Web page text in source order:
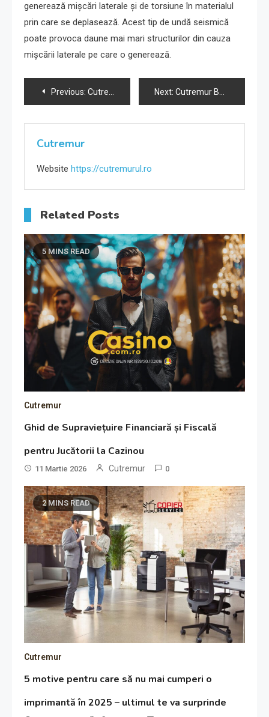
generează mișcări laterale și de torsiune în materialul
prin care se deplasează. Acest tip de undă seismică
poate provoca daune mai mari structurilor din cauza
mișcării laterale pe care o generează.
Navigare
în
articole
Previous: Cutremur Buzău 7-05-2024 ora 18:33 Next: Cutremur Buzău 7-05-2024 ora 18:33
Cutremur
Website https://cutremurul.ro
Related Posts
5 MINS READ
Cutremur
Ghid de Supraviețuire Financiară și Fiscală
pentru Jucătorii la Cazinou
11 Martie 2026 Cutremur 0
2 MINS READ
Cutremur
5 motive pentru care să nu mai cumperi o
imprimantă în 2025 – ultimul te va surprinde